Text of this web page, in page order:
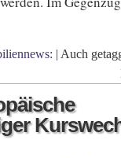
| Auch